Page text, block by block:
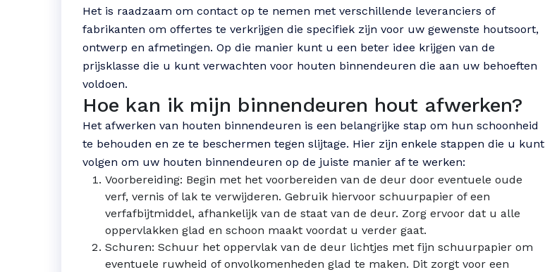
Het is raadzaam om contact op te nemen met verschillende leveranciers of
fabrikanten om offertes te verkrijgen die specifiek zijn voor uw gewenste houtsoort,
ontwerp en afmetingen. Op die manier kunt u een beter idee krijgen van de
prijsklasse die u kunt verwachten voor houten binnendeuren die aan uw behoeften
voldoen.
Hoe kan ik mijn binnendeuren hout afwerken?
Het afwerken van houten binnendeuren is een belangrijke stap om hun schoonheid
te behouden en ze te beschermen tegen slijtage. Hier zijn enkele stappen die u kunt
volgen om uw houten binnendeuren op de juiste manier af te werken:
Voorbereiding: Begin met het voorbereiden van de deur door eventuele oude
verf, vernis of lak te verwijderen. Gebruik hiervoor schuurpapier of een
verfafbijtmiddel, afhankelijk van de staat van de deur. Zorg ervoor dat u alle
oppervlakken glad en schoon maakt voordat u verder gaat.
Schuren: Schuur het oppervlak van de deur lichtjes met fijn schuurpapier om
eventuele ruwheid of onvolkomenheden glad te maken. Dit zorgt voor een